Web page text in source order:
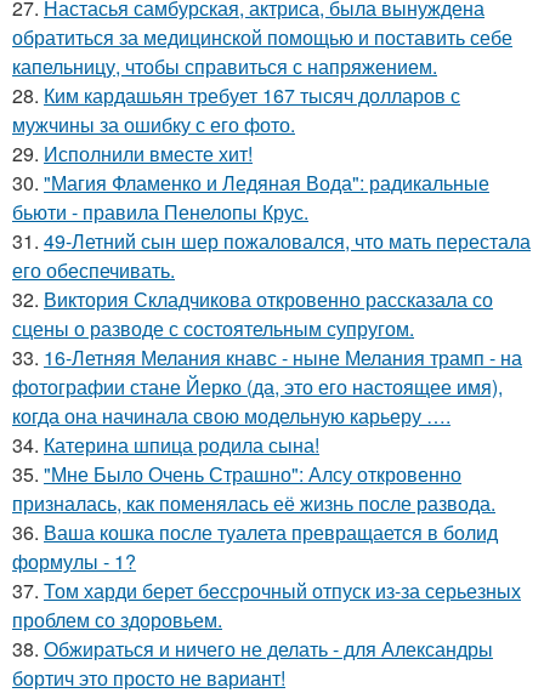
27. Настасья самбурская, актриса, была вынуждена
обратиться за медицинской помощью и поставить себе
капельницу, чтобы справиться с напряжением.
28. Ким кардашьян требует 167 тысяч долларов с
мужчины за ошибку с его фото.
29. Исполнили вместе хит!
30. "Магия Фламенко и Ледяная Вода": радикальные
бьюти - правила Пенелопы Крус.
31. 49-Летний сын шер пожаловался, что мать перестала
его обеспечивать.
32. Виктория Складчикова откровенно рассказала со
сцены о разводе с состоятельным супругом.
33. 16-Летняя Мелания кнавс - ныне Мелания трамп - на
фотографии стане Йерко (да, это его настоящее имя),
когда она начинала свою модельную карьеру ….
34. Катерина шпица родила сына!
35. "Мне Было Очень Страшно": Алсу откровенно
призналась, как поменялась её жизнь после развода.
36. Ваша кошка после туалета превращается в болид
формулы - 1?
37. Том харди берет бессрочный отпуск из-за серьезных
проблем со здоровьем.
38. Обжираться и ничего не делать - для Александры
бортич это просто не вариант!